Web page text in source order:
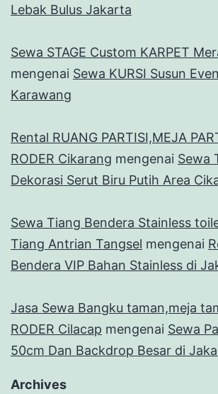
Lebak Bulus Jakarta
Sewa STAGE Custom KARPET
mengenai Sewa KURSI Susun
Karawang
Rental RUANG PARTISI,MEJA
RODER Cikarang mengenai Sewa
Dekorasi Serut Biru Putih Area
Sewa Tiang Bendera Stainless
Tiang Antrian Tangsel mengenai
Bendera VIP Bahan Stainless di
Jasa Sewa Bangku taman,meja
RODER Cilacap mengenai Sewa
50cm Dan Backdrop Besar di
Archives